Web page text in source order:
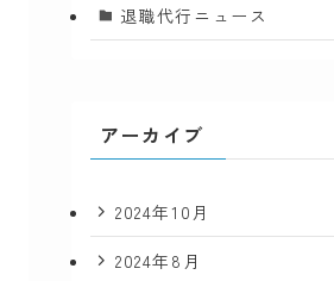
退職代行ニュース
アーカイブ
2024年10月
2024年8月